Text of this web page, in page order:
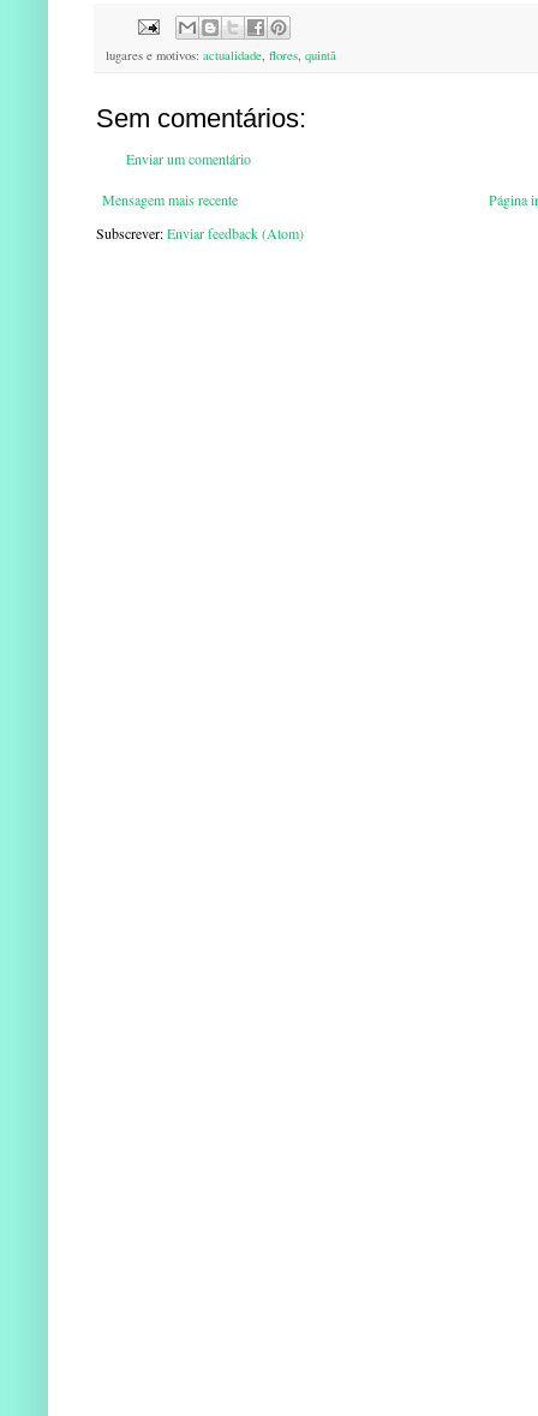
lugares e motivos: actualidade, flores, quintã
Sem comentários:
Enviar um comentário
Mensagem mais recente
Página
Subscrever:Enviar feedback (Atom)